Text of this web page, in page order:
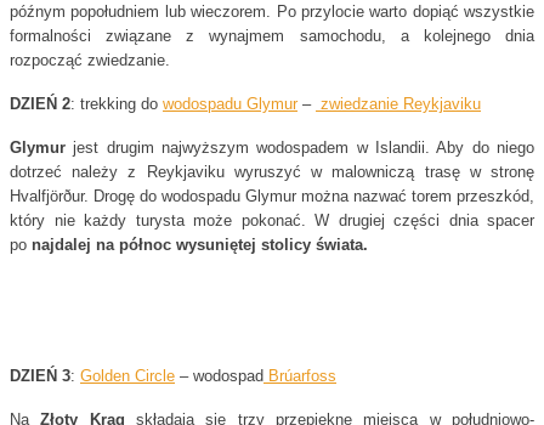
późnym popołudniem lub wieczorem. Po przylocie warto dopiąć wszystkie
formalności związane z wynajmem samochodu, a kolejnego dnia
rozpocząć zwiedzanie.
DZIEŃ 2: trekking do wodospadu Glymur – zwiedzanie Reykjaviku
Glymur jest drugim najwyższym wodospadem w Islandii. Aby do niego
dotrzeć należy z Reykjaviku wyruszyć w malowniczą trasę w stronę
Hvalfjörður. Drogę do wodospadu Glymur można nazwać torem przeszkód,
który nie każdy turysta może pokonać. W drugiej części dnia spacer
po najdalej na północ wysuniętej stolicy świata.
DZIEŃ 3: Golden Circle – wodospad Brúarfoss
NaZłoty Krąg składają się trzy przepiękne miejsca w południowo-